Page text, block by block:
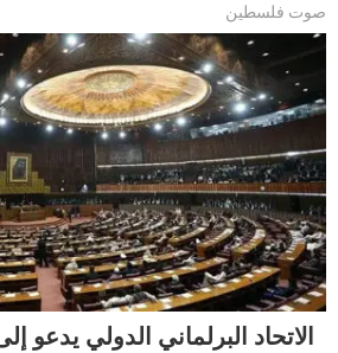
صوت فلسطين
الاتحاد البرلماني الدولي